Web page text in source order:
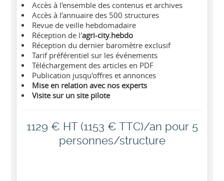
Accès à l'ensemble des contenus et archives
Accès à l’annuaire des 500 structures
Revue de veille hebdomadaire
Réception de l'agri-city.hebdo
Réception du dernier baromètre exclusif
Tarif préférentiel sur les événements
Téléchargement des articles en PDF
Publication jusqu'offres et annonces
Mise en relation avec nos experts
Visite sur un site pilote
1129 € HT (1153 € TTC)/an pour 5
personnes/structure